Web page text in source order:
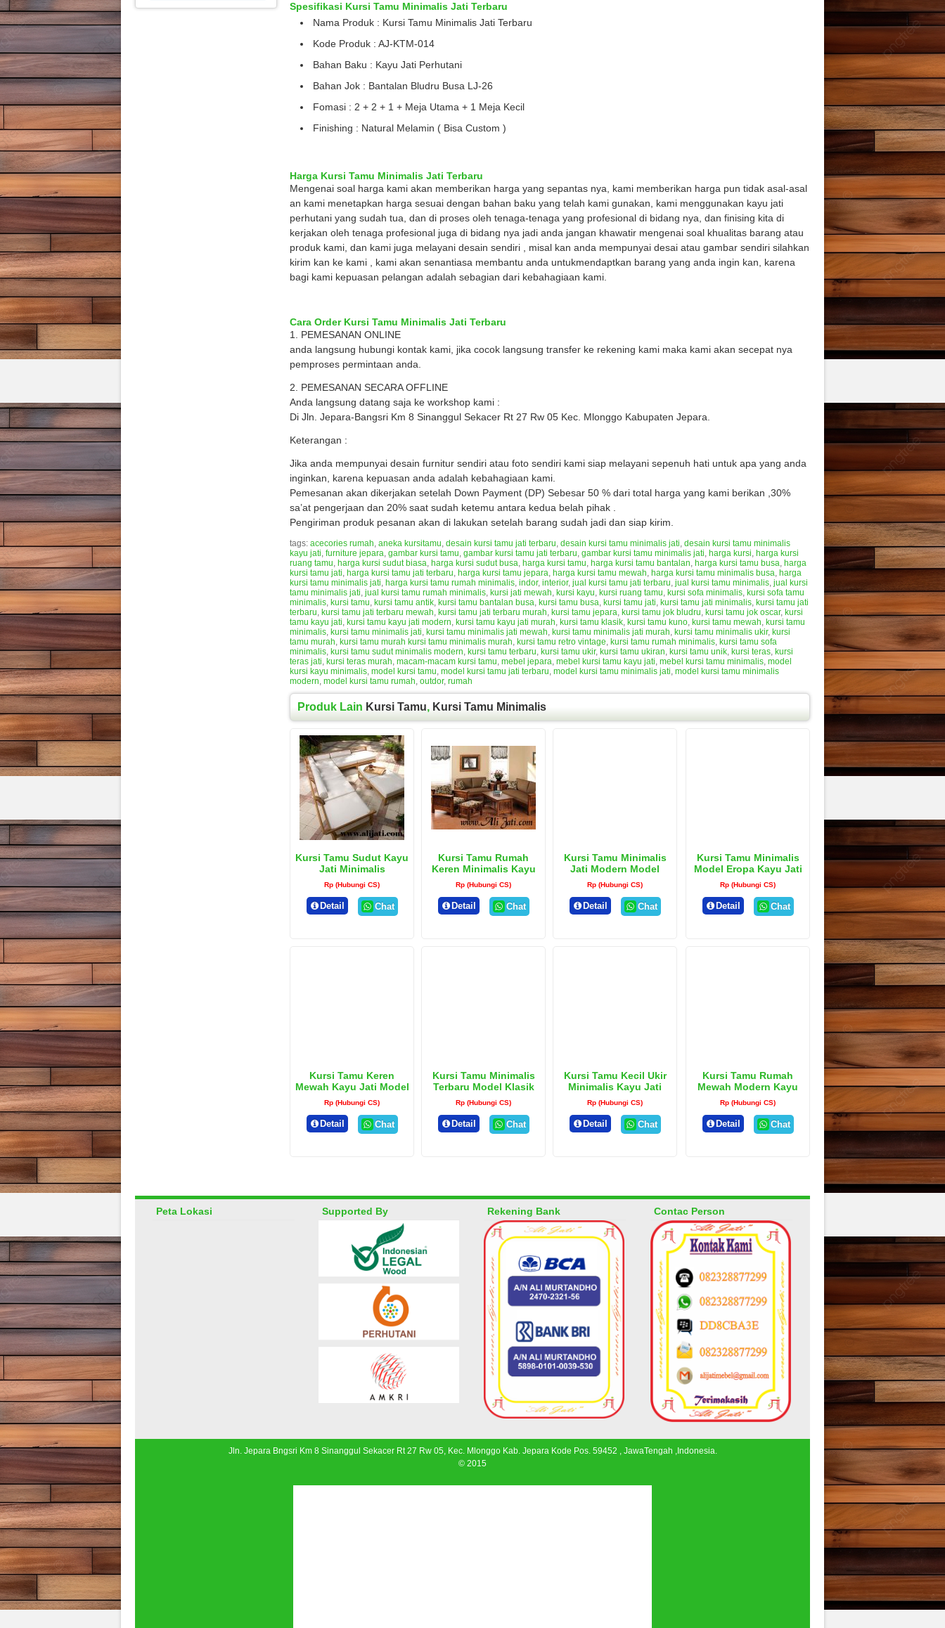
Spesifikasi Kursi Tamu Minimalis Jati Terbaru
Nama Produk : Kursi Tamu Minimalis Jati Terbaru
Kode Produk : AJ-KTM-014
Bahan Baku : Kayu Jati Perhutani
Bahan Jok : Bantalan Bludru Busa LJ-26
Fomasi : 2 + 2 + 1 + Meja Utama + 1 Meja Kecil
Finishing : Natural Melamin ( Bisa Custom )
Harga Kursi Tamu Minimalis Jati Terbaru
Mengenai soal harga kami akan memberikan harga yang sepantas nya, kami memberikan harga pun tidak asal-asal
an kami menetapkan harga sesuai dengan bahan baku yang telah kami gunakan, kami menggunakan kayu jati
perhutani yang sudah tua, dan di proses oleh tenaga-tenaga yang profesional di bidang nya, dan finising kita di
kerjakan oleh tenaga profesional juga di bidang nya jadi anda jangan khawatir mengenai soal khualitas barang atau
produk kami, dan kami juga melayani desain sendiri , misal kan anda mempunyai desai atau gambar sendiri silahkan
kirim kan ke kami , kami akan senantiasa membantu anda untukmendaptkan barang yang anda ingin kan, karena
bagi kami kepuasan pelangan adalah sebagian dari kebahagiaan kami.
Cara Order Kursi Tamu Minimalis Jati Terbaru
1. PEMESANAN ONLINE
anda langsung hubungi kontak kami, jika cocok langsung transfer ke rekening kami maka kami akan secepat nya
pemproses permintaan anda.
2. PEMESANAN SECARA OFFLINE
Anda langsung datang saja ke workshop kami :
Di Jln. Jepara-Bangsri Km 8 Sinanggul Sekacer Rt 27 Rw 05 Kec. Mlonggo Kabupaten Jepara.
Keterangan :
Jika anda mempunyai desain furnitur sendiri atau foto sendiri kami siap melayani sepenuh hati untuk apa yang anda
inginkan, karena kepuasan anda adalah kebahagiaan kami.
Pemesanan akan dikerjakan setelah Down Payment (DP) Sebesar 50 % dari total harga yang kami berikan ,30%
sa’at pengerjaan dan 20% saat sudah ketemu antara kedua belah pihak .
Pengiriman produk pesanan akan di lakukan setelah barang sudah jadi dan siap kirim.
tags: acecories rumah, aneka kursitamu, desain kursi tamu jati terbaru, desain kursi tamu minimalis jati, desain kursi tamu minimalis
kayu jati, furniture jepara, gambar kursi tamu, gambar kursi tamu jati terbaru, gambar kursi tamu minimalis jati, harga kursi, harga kursi
ruang tamu, harga kursi sudut biasa, harga kursi sudut busa, harga kursi tamu, harga kursi tamu bantalan, harga kursi tamu busa, harga
kursi tamu jati, harga kursi tamu jati terbaru, harga kursi tamu jepara, harga kursi tamu mewah, harga kursi tamu minimalis busa, harga
kursi tamu minimalis jati, harga kursi tamu rumah minimalis, indor, interior, jual kursi tamu jati terbaru, jual kursi tamu minimalis, jual kursi
tamu minimalis jati, jual kursi tamu rumah minimalis, kursi jati mewah, kursi kayu, kursi ruang tamu, kursi sofa minimalis, kursi sofa tamu
minimalis, kursi tamu, kursi tamu antik, kursi tamu bantalan busa, kursi tamu busa, kursi tamu jati, kursi tamu jati minimalis, kursi tamu jati
terbaru, kursi tamu jati terbaru mewah, kursi tamu jati terbaru murah, kursi tamu jepara, kursi tamu jok bludru, kursi tamu jok oscar, kursi
tamu kayu jati, kursi tamu kayu jati modern, kursi tamu kayu jati murah, kursi tamu klasik, kursi tamu kuno, kursi tamu mewah, kursi tamu
minimalis, kursi tamu minimalis jati, kursi tamu minimalis jati mewah, kursi tamu minimalis jati murah, kursi tamu minimalis ukir, kursi
tamu murah, kursi tamu murah kursi tamu minimalis murah, kursi tamu retro vintage, kursi tamu rumah minimalis, kursi tamu sofa
minimalis, kursi tamu sudut minimalis modern, kursi tamu terbaru, kursi tamu ukir, kursi tamu ukiran, kursi tamu unik, kursi teras, kursi
teras jati, kursi teras murah, macam-macam kursi tamu, mebel jepara, mebel kursi tamu kayu jati, mebel kursi tamu minimalis, model
kursi kayu minimalis, model kursi tamu, model kursi tamu jati terbaru, model kursi tamu minimalis jati, model kursi tamu minimalis
modern, model kursi tamu rumah, outdor, rumah
Produk Lain Kursi Tamu, Kursi Tamu Minimalis
Kursi Tamu Sudut Kayu
Jati Minimalis
Rp (Hubungi CS)
Detail Chat
Kursi Tamu Rumah
Keren Minimalis Kayu
Jati
Rp (Hubungi CS)
Detail Chat
Kursi Tamu Minimalis
Jati Modern Model
Terbaru
Rp (Hubungi CS)
Detail Chat
Kursi Tamu Minimalis
Model Eropa Kayu Jati
Klasik
Rp (Hubungi CS)
Detail Chat
Kursi Tamu Keren
Mewah Kayu Jati Model
Belanda
Rp (Hubungi CS)
Detail Chat
Kursi Tamu Minimalis
Terbaru Model Klasik
Rp (Hubungi CS)
Detail Chat
Kursi Tamu Kecil Ukir
Minimalis Kayu Jati
Modern
Rp (Hubungi CS)
Detail Chat
Kursi Tamu Rumah
Mewah Modern Kayu
Jati Klasik
Rp (Hubungi CS)
Detail Chat
Peta Lokasi Supported By Rekening Bank Contac Person
Jln. Jepara Bngsri Km 8 Sinanggul Sekacer Rt 27 Rw 05, Kec. Mlonggo Kab. Jepara Kode Pos. 59452 , JawaTengah ,Indonesia.
© 2015